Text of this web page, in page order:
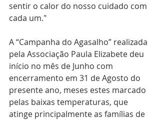
sentir o calor do nosso cuidado com
cada um."
A “Campanha do Agasalho” realizada
pela Associação Paula Elizabete deu
início no mês de Junho com
encerramento em 31 de Agosto do
presente ano, meses estes marcado
pelas baixas temperaturas, que
atinge principalmente as famílias de